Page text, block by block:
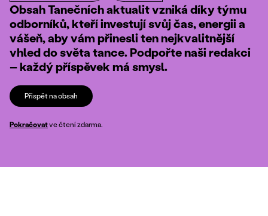
Obsah Tanečních aktualit vzniká díky týmu
odborníků, kteří investují svůj čas, energii a
vášeň, aby vám přinesli ten nejkvalitnější
vhled do světa tance. Podpořte naši redakci
– každý příspěvek má smysl.
Přispět na obsah
Pokračovatve čtení zdarma.